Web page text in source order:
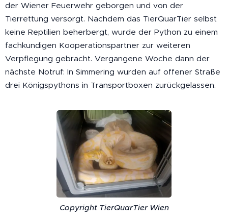
der Wiener Feuerwehr geborgen und von der
Tierrettung versorgt. Nachdem das TierQuarTier selbst
keine Reptilien beherbergt, wurde der Python zu einem
fachkundigen Kooperationspartner zur weiteren
Verpflegung gebracht. Vergangene Woche dann der
nächste Notruf: In Simmering wurden auf offener Straße
drei Königspythons in Transportboxen zurückgelassen.
Copyright TierQuarTier Wien